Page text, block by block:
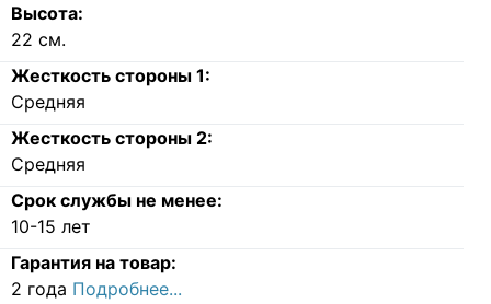
Высота:
22 см.
Жесткость стороны 1:
Средняя
Жесткость стороны 2:
Средняя
Срок службы не менее:
10-15 лет
Гарантия на товар:
2 года Подробнее...